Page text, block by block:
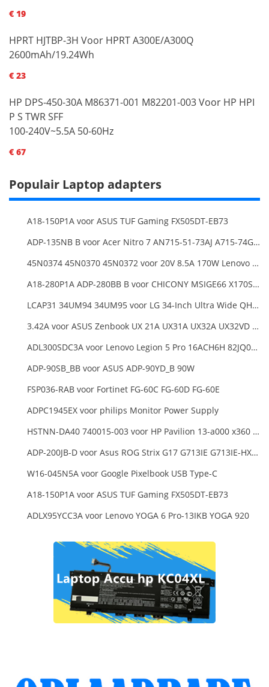
€ 19
HPRT HJTBP-3H Voor HPRT A300E/A300Q
2600mAh/19.24Wh
€ 23
HP DPS-450-30A M86371-001 M82201-003 Voor HP HPI
P S TWR SFF
100-240V~5.5A 50-60Hz
€ 67
Populair Laptop adapters
A18-150P1A voor ASUS TUF Gaming FX505DT-EB73
ADP-135NB B voor Acer Nitro 7 AN715-51-73AJ A715-74G-52B0 Notebook
45N0374 45N0370 45N0372 voor 20V 8.5A 170W Lenovo ThinkPad W540 T540P
A18-280P1A ADP-280BB B voor CHICONY MSIGE66 X170SMG, MSI GE66 GE76
LCAP31 34UM94 34UM95 voor LG 34-Inch Ultra Wide QHD Monitor LED
3.42A voor ASUS Zenbook UX 21A UX31A UX32A UX32VD Series Ultrabook Models
ADL300SDC3A voor Lenovo Legion 5 Pro 16ACH6H 82JQ008HUK 82JQ008
ADP-90SB_BB voor ASUS ADP-90YD_B 90W
FSP036-RAB voor Fortinet FG-60C FG-60D FG-60E
ADPC1945EX voor philips Monitor Power Supply
HSTNN-DA40 740015-003 voor HP Pavilion 13-a000 x360 11-h000 x2 Series 19.5v 45w 2.31a Blue Charger+Cord
ADP-200JB-D voor Asus ROG Strix G17 G713IE G713IE-HX002W
W16-045N5A voor Google Pixelbook USB Type-C
A18-150P1A voor ASUS TUF Gaming FX505DT-EB73
ADLX95YCC3A voor Lenovo YOGA 6 Pro-13IKB YOGA 920